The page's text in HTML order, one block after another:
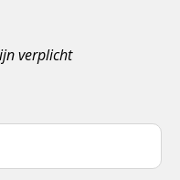
verplicht